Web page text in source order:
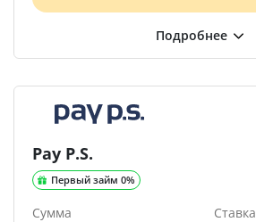
Pay P.S.
Первый займ 0%
Сумма Ставка